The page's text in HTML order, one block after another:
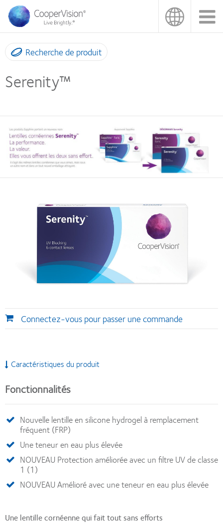
contenu
principal
Recherche de produit
Serenity™
Connectez-vous pour passer une commande
Caractéristiques du produit
Fonctionnalités
Nouvelle lentille en silicone hydrogel à remplacement
fréquent (FRP)
Une teneur en eau plus élevée
NOUVEAU Protection améliorée avec un filtre UV de classe
1 (1)
NOUVEAU Amélioré avec une teneur en eau plus élevée
Une lentille cornéenne qui fait tout sans efforts